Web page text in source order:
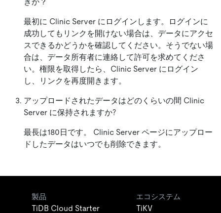
最初に Clinic Server にログインします。ログインに
成功してもリンクを開けない場合は、データにアクセ
スできるかどうかを確認してください。そうでない場
合は、データ所有者に連絡して許可を求めてくださ
い。権限を取得したら、Clinic Server にログイン
し、リンクを再度開きます。
アップロードされたデータはどのくらいの間 Clinic
Server に保持されますか?
最長は180日です。 Clinic Server ページにアップロー
ドしたデータはいつでも削除できます。
製品
TiDB Cloud Starter
エコシステム
TiKV